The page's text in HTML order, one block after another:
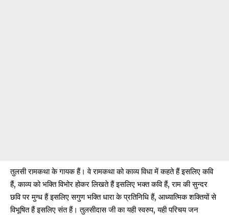
तुलसी रामकथा के गायक हैं। वे रामकथा को काव्य विधा में कहते हैं इसलिए कवि
हैं, काव्य को भक्ति विभोर होकर लिखते हैं इसलिए भक्त कवि हैं, राम की सुन्दर
छवि पर मुग्ध हैं इसलिए सगुण भक्ति धारा के प्रतिनिधि हैं, आध्यात्मिक शक्तियों से
विभूषित हैं इसलिए संत हैं। तुलसीदास जी का यही स्वरुप, यही परिचय जन